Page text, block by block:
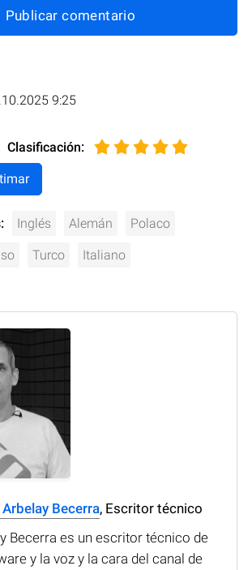
Publicar comentario
9:25
Clasificación:
Inglés Alemán Polaco
Turco Italiano
Arbelay Becerra, Escritor técnico
Becerra es un escritor técnico de
y la voz y la cara del canal de